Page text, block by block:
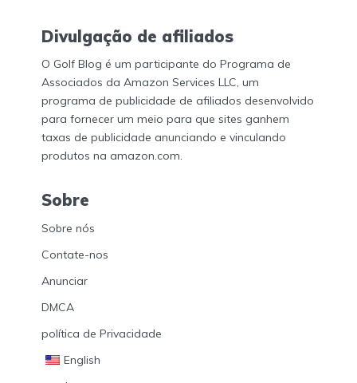
Divulgação de afiliados
O Golf Blog é um participante do Programa de
Associados da Amazon Services LLC, um
programa de publicidade de afiliados desenvolvido
para fornecer um meio para que sites ganhem
taxas de publicidade anunciando e vinculando
produtos na amazon.com.
Sobre
Sobre nós
Contate-nos
Anunciar
DMCA
política de Privacidade
English